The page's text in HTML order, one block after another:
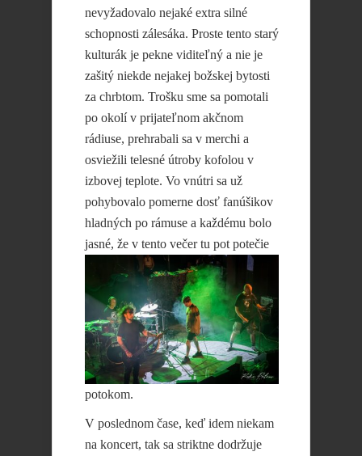
nevyžadovalo nejaké extra silné
schopnosti zálesáka. Proste tento starý
kulturák je pekne viditeľný a nie je
zašitý niekde nejakej božskej bytosti
za chrbtom. Trošku sme sa pomotali
po okolí v prijateľnom akčnom
rádiuse, prehrabali sa v merchi a
osviežili telesné útroby kofolou v
izbovej teplote. Vo vnútri sa už
pohybovalo pomerne dosť fanúšikov
hladných po rámuse a každému bolo
jasné, že v tento večer tu pot potečie
potokom.
V poslednom čase, keď idem niekam
na koncert, tak sa striktne dodržuje